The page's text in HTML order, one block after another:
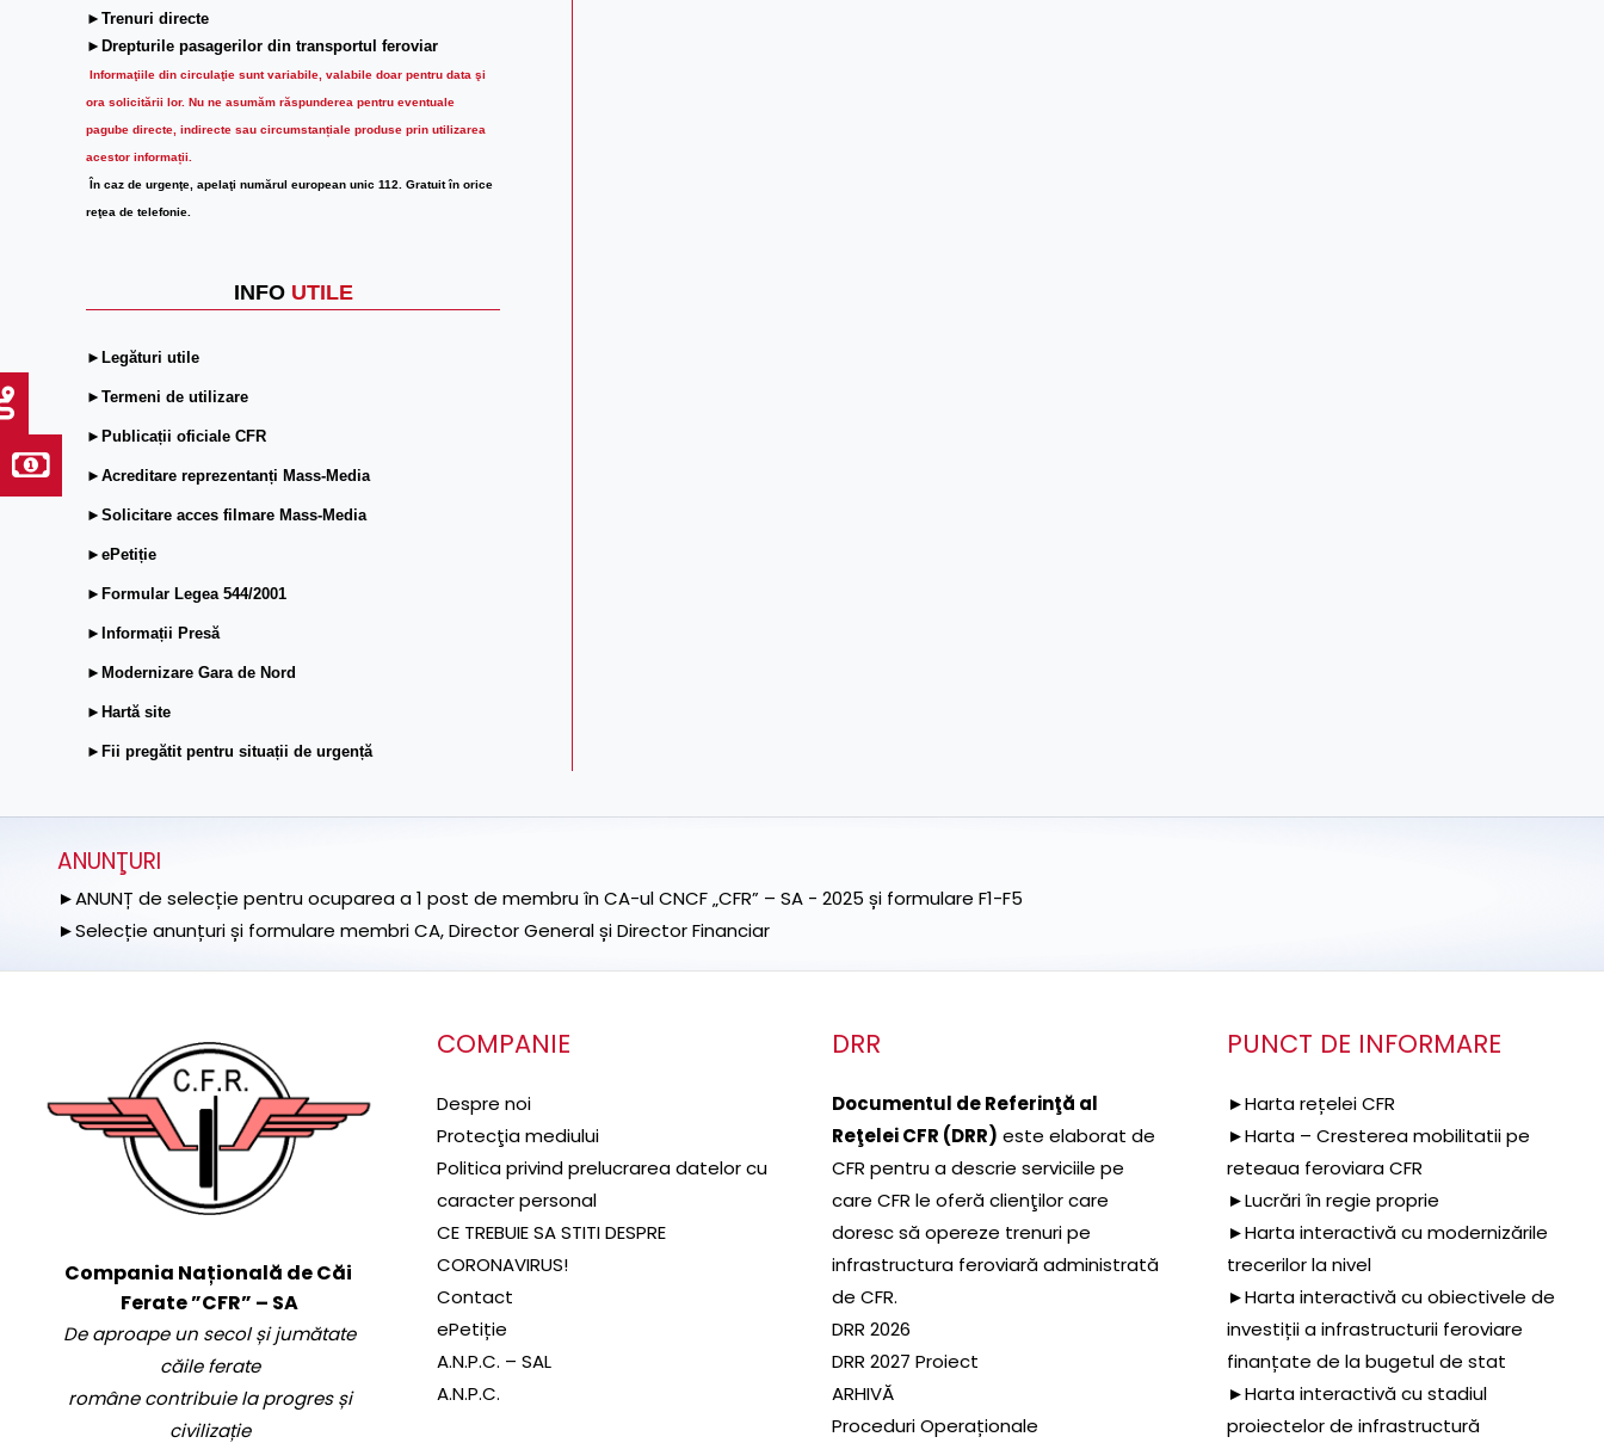
►Trenuri directe
►Drepturile pasagerilor din transportul feroviar
Informaţiile din circulaţie sunt variabile, valabile doar pentru data şi
ora solicitării lor. Nu ne asumăm răspunderea pentru eventuale
pagube directe, indirecte sau circumstanțiale produse prin utilizarea
acestor informații.
În caz de urgenţe, apelaţi numărul european unic 112. Gratuit în orice
reţea de telefonie.
INFO UTILE
►Legături utile
►Termeni de utilizare
►Publicații oficiale CFR
►Acreditare reprezentanți Mass-Media
►Solicitare acces filmare Mass-Media
►ePetiție
►Formular Legea 544/2001
►Informații Presă
►Modernizare Gara de Nord
►Hartă site
►Fii pregătit pentru situații de urgență
ANUNŢURI
►ANUNȚ de selecție pentru ocuparea a 1 post de membru în CA-ul CNCF „CFR” – SA - 2025 și formulare F1-F5
►Selecție anunțuri și formulare membri CA, Director General și Director Financiar
Compania Națională de Căi
Ferate ”CFR” – SA
De aproape un secol și jumătate
căile ferate
române contribuie la progres și
civilizație
COMPANIE
Despre noi
Protecţia mediului
Politica privind prelucrarea datelor cu
caracter personal
CE TREBUIE SA STITI DESPRE
CORONAVIRUS!
Contact
ePetiție
A.N.P.C. – SAL
A.N.P.C.
DRR
Documentul de Referinţă al
Reţelei CFR (DRR) este elaborat de
CFR pentru a descrie serviciile pe
care CFR le oferă clienţilor care
doresc să opereze trenuri pe
infrastructura feroviară administrată
de CFR.
DRR 2026
DRR 2027 Proiect
ARHIVĂ
Proceduri Operaționale
PUNCT DE INFORMARE
►Harta rețelei CFR
►Harta – Cresterea mobilitatii pe
reteaua feroviara CFR
►Lucrări în regie proprie
►Harta interactivă cu modernizările
trecerilor la nivel
►Harta interactivă cu obiectivele de
investiții a infrastructurii feroviare
finanțate de la bugetul de stat
►Harta interactivă cu stadiul
proiectelor de infrastructură